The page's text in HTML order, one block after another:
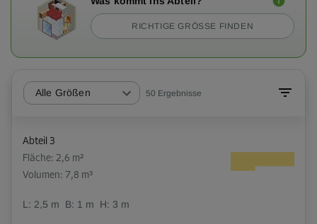
RICHTIGE GRÖSSE FINDEN
Alle Größen 50 Ergebnisse
Abteil 3
Fläche: 2,6 m²
Volumen: 7,8 m³
L: 2,5 m B: 1 m H: 3 m